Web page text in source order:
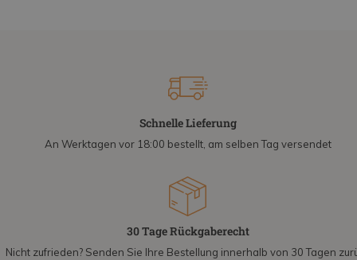
Schnelle Lieferung
An Werktagen vor 18:00 bestellt, am selben Tag versendet
30 Tage Rückgaberecht
Nicht zufrieden? Senden Sie Ihre Bestellung innerhalb von 30 Tagen